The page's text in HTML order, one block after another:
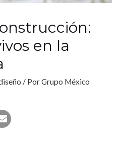
en la
/ PorGrupo México